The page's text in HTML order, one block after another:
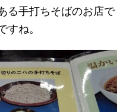
る手打ちそばのお店で
ね。